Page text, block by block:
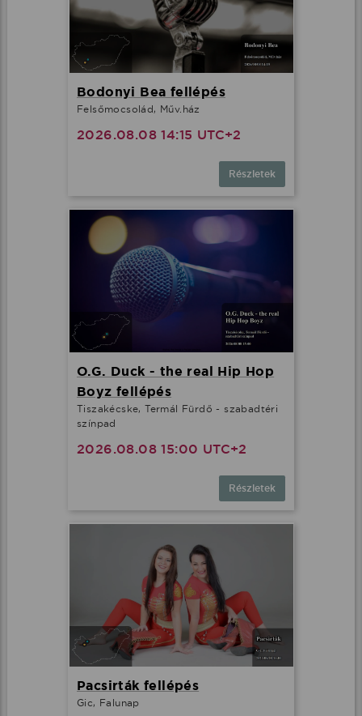
Bodonyi Bea fellépés
Felsőmocsolád, Műv.ház
2026.08.08 14:15 UTC+2
Részletek
O.G. Duck - the real Hip Hop
Boyz fellépés
Tiszakécske, Termál Fürdő - szabadtéri
színpad
2026.08.08 15:00 UTC+2
Részletek
Pacsirták fellépés
Gic, Falunap